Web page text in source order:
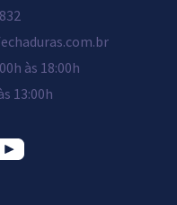
às 18:00h
13:00h